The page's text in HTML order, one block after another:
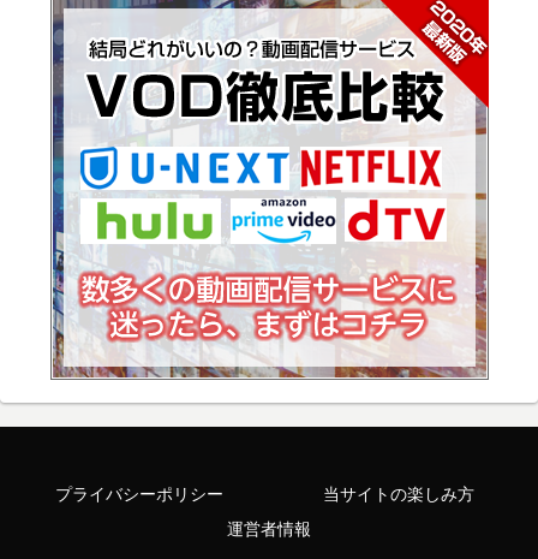
プライバシーポリシー
当サイトの楽しみ方
運営者情報